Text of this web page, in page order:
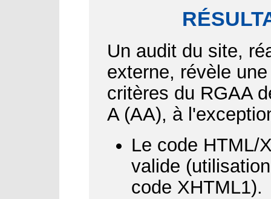
Un audit du site,
externe, révèle
critères du RGAA
A (AA), à
Le code HTML/
valide
code XHTML1).